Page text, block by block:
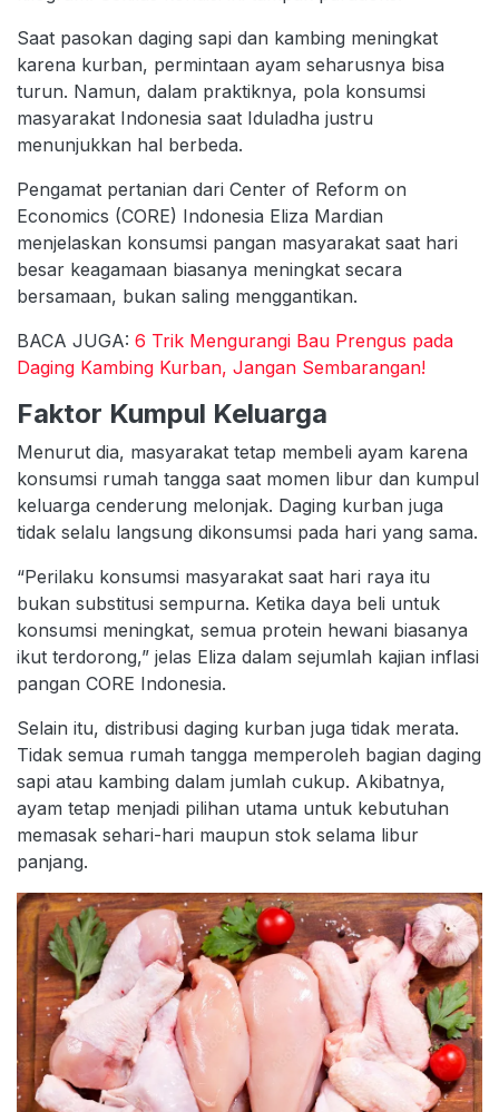
Saat pasokan daging sapi dan kambing meningkat
karena kurban, permintaan ayam seharusnya bisa
turun. Namun, dalam praktiknya, pola konsumsi
masyarakat Indonesia saat Iduladha justru
menunjukkan hal berbeda.
Pengamat pertanian dari Center of Reform on
Economics (CORE) Indonesia Eliza Mardian
menjelaskan konsumsi pangan masyarakat saat hari
besar keagamaan biasanya meningkat secara
bersamaan, bukan saling menggantikan.
BACA JUGA: 6 Trik Mengurangi Bau Prengus pada
Daging Kambing Kurban, Jangan Sembarangan!
Faktor Kumpul Keluarga
Menurut dia, masyarakat tetap membeli ayam karena
konsumsi rumah tangga saat momen libur dan kumpul
keluarga cenderung melonjak. Daging kurban juga
tidak selalu langsung dikonsumsi pada hari yang sama.
“Perilaku konsumsi masyarakat saat hari raya itu
bukan substitusi sempurna. Ketika daya beli untuk
konsumsi meningkat, semua protein hewani biasanya
ikut terdorong,” jelas Eliza dalam sejumlah kajian inflasi
pangan CORE Indonesia.
Selain itu, distribusi daging kurban juga tidak merata.
Tidak semua rumah tangga memperoleh bagian daging
sapi atau kambing dalam jumlah cukup. Akibatnya,
ayam tetap menjadi pilihan utama untuk kebutuhan
memasak sehari-hari maupun stok selama libur
panjang.